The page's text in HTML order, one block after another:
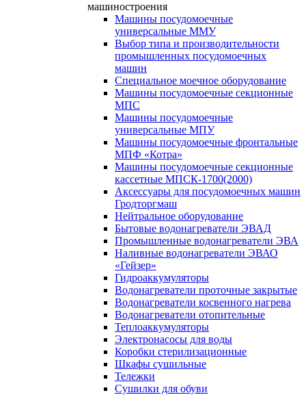
машиностроения
Машины посудомоечные
универсальные ММУ
Выбор типа и производительности
промышленных посудомоечных
машин
Специальное моечное оборудование
Машины посудомоечные секционные
МПС
Машины посудомоечные
универсальные МПУ
Машины посудомоечные фронтальные
МПФ «Котра»
Машины посудомоечные секционные
кассетные МПСК-1700(2000)
Аксессуары для посудомоечных машин
Гродторгмаш
Нейтральное оборудование
Бытовые водонагреватели ЭВАД
Промышленные водонагреватели ЭВА
Наливные водонагреватели ЭВАО
«Гейзер»
Гидроаккумуляторы
Водонагреватели проточные закрытые
Водонагреватели косвенного нагрева
Водонагреватели отопительные
Теплоаккумуляторы
Электронасосы для воды
Коробки стерилизационные
Шкафы сушильные
Тележки
Сушилки для обуви